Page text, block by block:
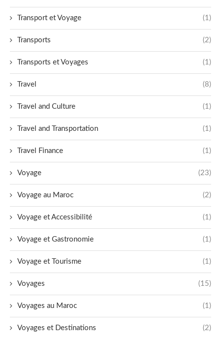
Transport et Voyage (1)
Transports (2)
Transports et Voyages (1)
Travel (8)
Travel and Culture (1)
Travel and Transportation (1)
Travel Finance (1)
Voyage (23)
Voyage au Maroc (2)
Voyage et Accessibilité (1)
Voyage et Gastronomie (1)
Voyage et Tourisme (1)
Voyages (15)
Voyages au Maroc (1)
Voyages et Destinations (2)